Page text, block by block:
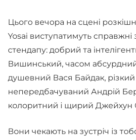
Цього вечора на сцені
Yosai виступатимуть справжні
стендапу: добрий та
Вишинський, часом
душевний Вася Байдак, різкий
непередбачуваний Андрій
колоритний і щирий Джейхун
Вони чекають на зустріч із